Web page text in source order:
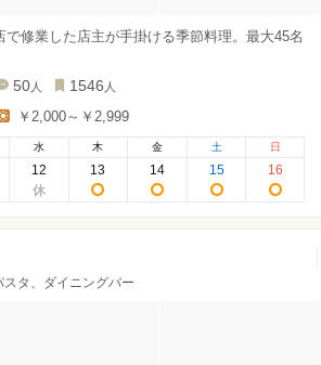
修業した店主が手掛ける季節料理。最大45名
50 人 1546 人
￥2,000～￥2,999
水
12
木
13
金
14
土
15
日
16
タ、ダイニングバー